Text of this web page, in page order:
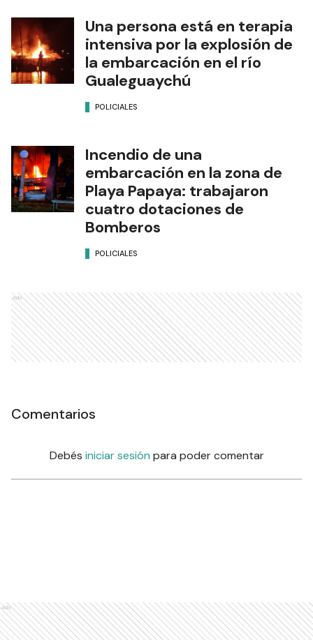
Una persona está en terapia
intensiva por la explosión de
la embarcación en el río
Gualeguaychú
POLICIALES
Incendio de una
embarcación en la zona de
Playa Papaya: trabajaron
cuatro dotaciones de
Bomberos
POLICIALES
Ads
Comentarios
Debés iniciar sesión para poder comentar
Ads